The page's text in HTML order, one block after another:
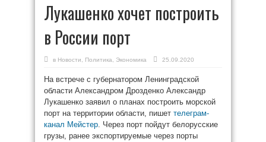
Лукашенко хочет построить
в России порт
в Новости Политика Экономика 25.09.2020
На встрече с губернатором Ленинградской
области Александром Дрозденко Александр
Лукашенко заявил о планах построить морской
порт на территории области, пишет телеграм-
канал Мейстер. Через порт пойдут белорусские
грузы, ранее экспортируемые через порты